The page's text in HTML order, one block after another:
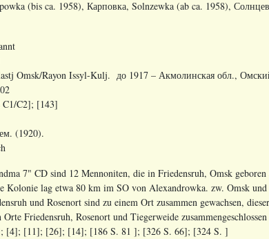
(bis ca. 1958), Карповка, Solnzewka (ab ca. 1958),
Omsk/Rayon Issyl-Kulj. до 1917 – Акмолинская обл.,
C1/C2]; [143]
(1920).
7" CD sind 12 Mennoniten, die in Friedensruh, Omsk geboren
Kolonie lag etwa 80 km im SO von Alexandrowka. zw. Omsk
und Rosenort sind zu einem Ort zusammen gewachsen,
Friedensruh, Rosenort und Tiegerweide
[4]; [11]; [26]; [14]; [186 S. 81 ]; [326 S. 66]; [324 S. ]